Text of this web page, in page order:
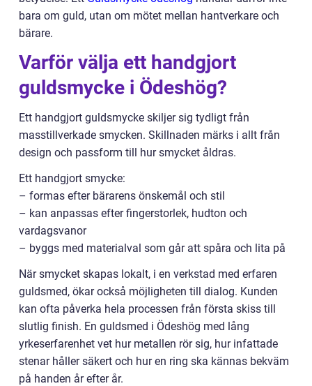
bara om guld, utan om mötet mellan hantverkare och
bärare.
Varför välja ett handgjort
guldsmycke i Ödeshög?
Ett handgjort guldsmycke skiljer sig tydligt från
masstillverkade smycken. Skillnaden märks i allt från
design och passform till hur smycket åldras.
Ett handgjort smycke:
– formas efter bärarens önskemål och stil
– kan anpassas efter fingerstorlek, hudton och
vardagsvanor
– byggs med materialval som går att spåra och lita på
När smycket skapas lokalt, i en verkstad med erfaren
guldsmed, ökar också möjligheten till dialog. Kunden
kan ofta påverka hela processen från första skiss till
slutlig finish. En guldsmed i Ödeshög med lång
yrkeserfarenhet vet hur metallen rör sig, hur infattade
stenar håller säkert och hur en ring ska kännas bekväm
på handen år efter år.